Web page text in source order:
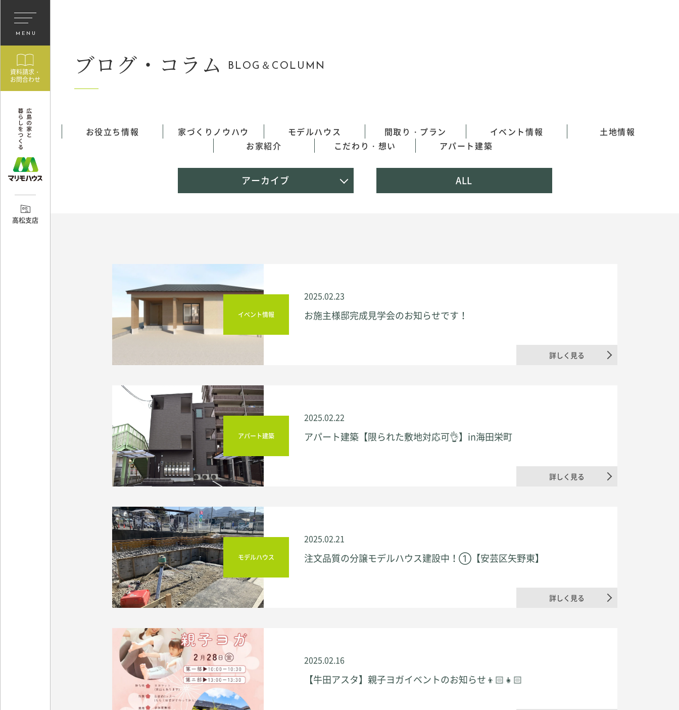
MENU
資料請求・
お問合わせ
高松支店
ブログ・コラム BLOG＆COLUMN
お役立ち情報 家づくりノウハウ モデルハウス 間取り・プラン イベント情報
土地情報
お家紹介
こだわり・想い アパート建築
アーカイブ ALL
イベント情報
2025.02.23
お施主様邸完成見学会のお知らせです！
詳しく見る
アパート建築
2025.02.22
アパート建築【限られた敷地対応可👌】in海田栄町
詳しく見る
モデルハウス
2025.02.21
注文品質の分譲モデルハウス建設中！①【安芸区矢野東】
詳しく見る
2025.02.16
【牛田アスタ】親子ヨガイベントのお知らせ👦🏻👧🏻